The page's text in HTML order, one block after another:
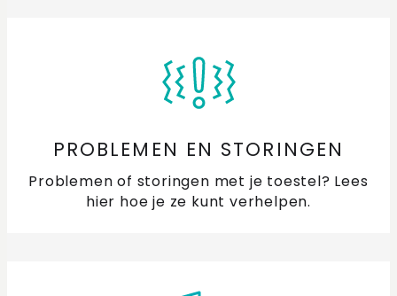
PROBLEMEN EN STORINGEN
Problemen of storingen met je toestel? Lees
hier hoe je ze kunt verhelpen.